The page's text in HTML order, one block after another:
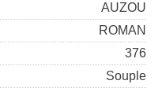
AUZOU
ROMAN
376
Souple